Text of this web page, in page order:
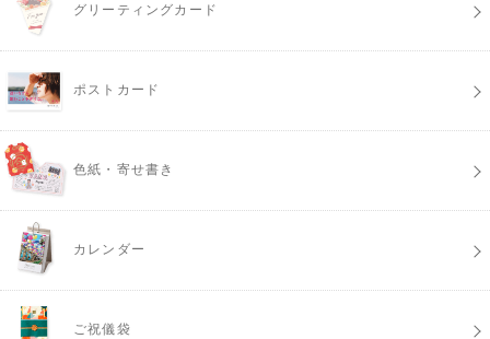
グリーティングカード
ポストカード
色紙・寄せ書き
カレンダー
ご祝儀袋